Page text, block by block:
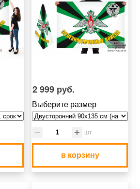
2 999 руб.
Выберите размер
шт
в корзину